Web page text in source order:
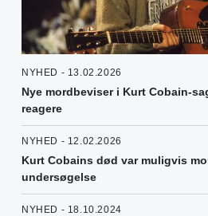
NYHED - 13.02.2026
Nye mordbeviser i Kurt Cobain-
reagere
NYHED - 12.02.2026
Kurt Cobains død var muligvis
undersøgelse
NYHED - 18.10.2024